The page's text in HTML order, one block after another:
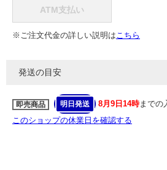
ATM支払い
※ご注文代金の詳しい説明はこちら
発送の目安
即売商品 明日発送 8月9日14時までの
このショップの休業日を確認する